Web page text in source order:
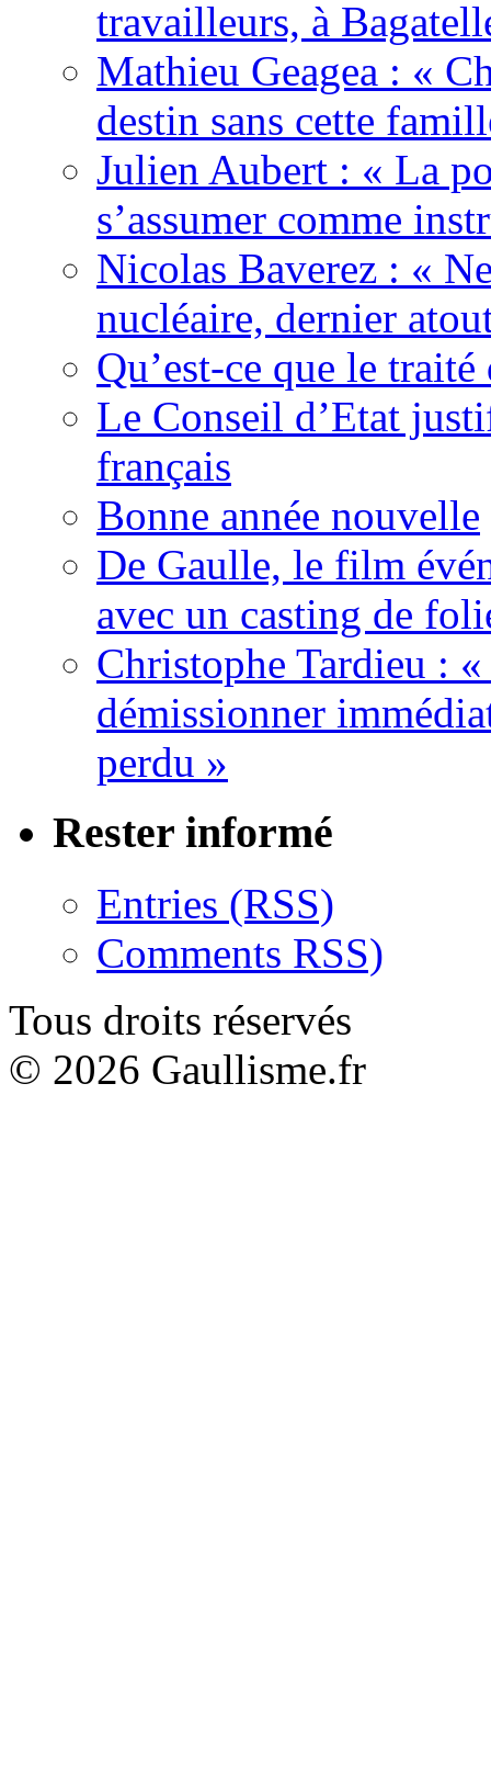
travailleurs, à
Mathieu Geagea : «
destin sans cette
Julien Aubert : « La
s’assumer comme
Nicolas Baverez : «
nucléaire, dernier
Qu’est-ce que le traité
Le Conseil d’Etat
français
Bonne année nouvelle
De Gaulle, le film
avec un casting de
Christophe Tardieu : «
démissionner
perdu »
Rester informé
Entries (RSS)
Comments RSS)
Tous droits réservés
© 2026 Gaullisme.fr